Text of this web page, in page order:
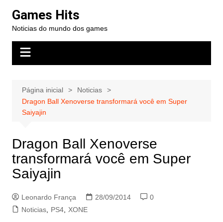
para
conteúdo
Games Hits
Noticias do mundo dos games
Página inicial
Noticias
Dragon Ball Xenoverse transformará você em Super
Saiyajin
Dragon Ball Xenoverse
transformará você em Super
Saiyajin
Leonardo França 28/09/2014
0
Noticias, PS4, XONE